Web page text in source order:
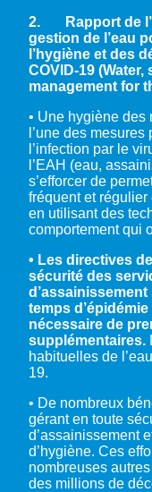
2. Rapport de
gestion de l’eau
l’hygiène et des
COVID-19
management for
• Une hygiène des
l’une des
l’infection par le
l’EAH (eau,
s’efforcer de
fréquent et
en utilisant des
comportement qui
• Les directives
sécurité des
temps d’épidémie
nécessaire de
supplémentaires.
habituelles de
19.
• De nombreux
gérant en toute
d’assainissement
d’hygiène. Ces
nombreuses
des millions de